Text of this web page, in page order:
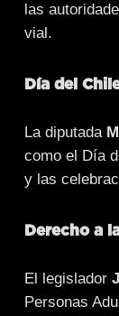
las
vial.
Día del
La diputada
como el Día
y las
Derecho a
El legislador
Personas